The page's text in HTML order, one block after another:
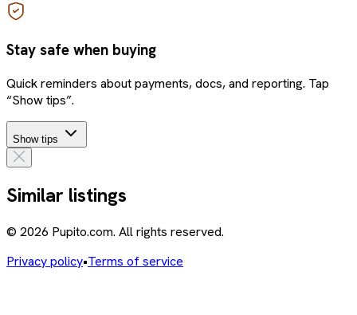
Stay safe when buying
Quick reminders about payments, docs, and reporting. Tap
“Show tips”.
Show tips
Similar listings
© 2026 Pupito.com. All rights reserved.
Privacy policy•Terms of service